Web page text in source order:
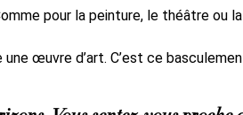
pour la peinture, le théâtre ou
œuvre d’art. C’est ce